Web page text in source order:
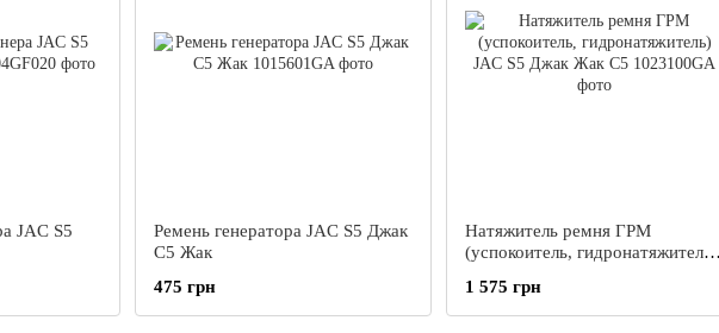
JAC S5
Ремень генератора JAC S5 Джак
С5 Жак
475 грн
Натяжитель ремня ГРМ
(успокоитель, гидронатяжитель)
1 575 грн